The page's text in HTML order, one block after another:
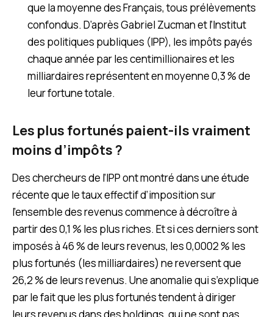
que la moyenne des Français, tous prélèvements
confondus. D’après Gabriel Zucman et l’Institut
des politiques publiques (IPP), les impôts payés
chaque année par les centimillionaires et les
milliardaires représentent en moyenne 0,3 % de
leur fortune totale.
Les plus fortunés paient-ils vraiment
moins d’impôts ?
Des chercheurs de l’IPP ont montré dans une étude
récente que le taux effectif d’imposition sur
l’ensemble des revenus commence à décroître à
partir des 0,1 % les plus riches. Et si ces derniers sont
imposés à 46 % de leurs revenus, les 0,0002 % les
plus fortunés (les milliardaires) ne reversent que
26,2 % de leurs revenus. Une anomalie qui s’explique
par le fait que les plus fortunés tendent à diriger